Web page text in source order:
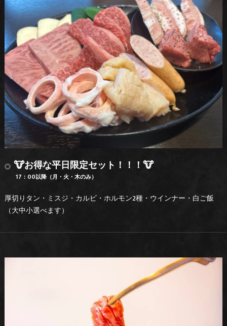
🐮お得な平日限定セット！！！🐮
17：00以降（月・火・木のみ）
厚切りタン・ミスジ・カルビ・ホルモン2種・ウインナー・白ご飯
（大中小選べます）